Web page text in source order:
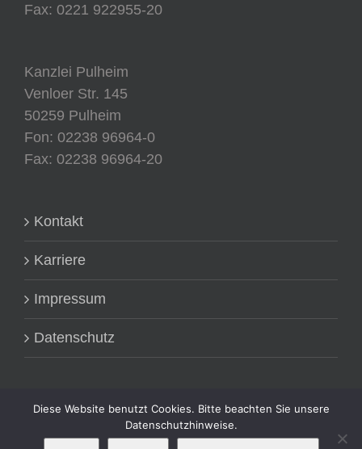
Fax: 0221 922955-20
Kanzlei Pulheim
Venloer Str. 145
50259 Pulheim
Fon: 02238 96964-0
Fax: 02238 96964-20
Kontakt
Karriere
Impressum
Datenschutz
Mit Nutzung dieser Webseite stimme ich zu, dass diese
Diese Website benutzt Cookies. Bitte beachten Sie unsere
Datenschutzhinweise.